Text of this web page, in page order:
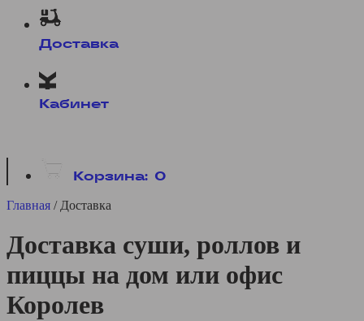
Доставка
Кабинет
Корзина: 0
Главная / Доставка
Доставка суши, роллов и
пиццы на дом или офис
Королев